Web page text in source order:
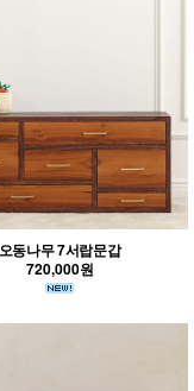
오동나무 7서랍문갑
720,000원